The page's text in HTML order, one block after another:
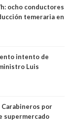
ocho conductores
temeraria en
intento de
Luis
Carabineros por
supermercado